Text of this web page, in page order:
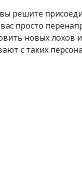
решите
просто
новых
с таких